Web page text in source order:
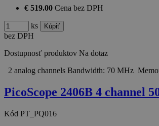
€ 519.00 Cena bez DPH
ks
bez DPH
Dostupnosť produktov Na dotaz
2 analog channels Bandwidth: 70 MHz
PicoScope 2406B 4 channel
Kód PT_PQ016